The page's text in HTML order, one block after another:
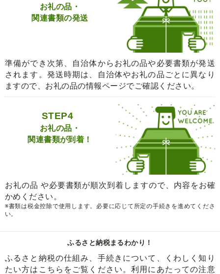
お礼の品・
関連書類の発送
準備ができ次第、自治体からお礼の品や必要書類が発送
されます。発送時期は、自治体やお礼の品ごとに異なり
ますので、お礼の品の情報ページでご確認ください。
STEP4
お礼の品・
関連書類が到着！
お礼の品 や必要書類が順次到着しますので、内容をお確
かめください。
※書類は税金控除で使用します。必要に応じて所定の手続きを進めてくださ
い。
ふるさと納税まるわかり！
ふるさと納税の仕組み、手続きについて、くわしく知り
たい方はこちらをご覧ください。利用にあたっての注意